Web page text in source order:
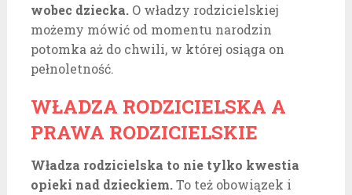
wobec dziecka.O władzy rodzicielskiej
możemy mówić od momentu narodzin
potomka aż do chwili, w której osiąga on
pełnoletność.
WŁADZA RODZICIELSKA A
PRAWA RODZICIELSKIE
Władza rodzicielska to nie tylko kwestia
opieki nad dzieckiem.To też obowiązek i